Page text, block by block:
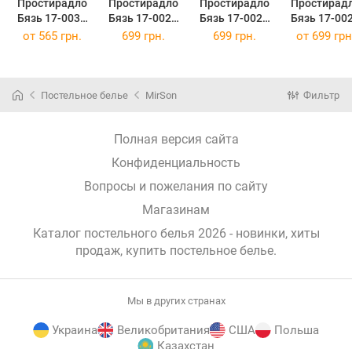
Простирадло
Бязь 17-0034
Celeste 200 х
Простирадло
Бязь 17-0023
Isaac 220 х 240
Простирадло
Бязь 17-0026
Achiles 220 х
Бязь 17-
Beltrao 220
от 565 грн. 699 грн. 699 грн. от 699
Постельное белье MirSon Фильтр
Полная версия сайта
Конфиденциальность
Вопросы и пожелания по сайту
Магазинам
Каталог постельного белья 2026 - новинки, хиты
продаж, купить постельное белье.
Мы в других странах
Украина Великобритания США
Польша
Казахстан